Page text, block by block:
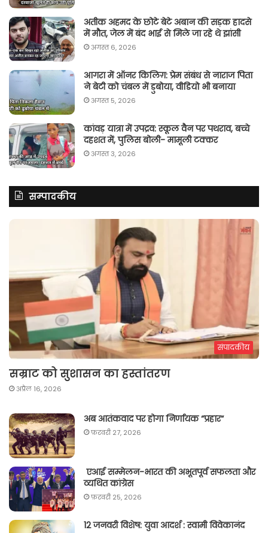
अतीक अहमद के छोटे बेटे अबान की सड़क हादसे
में मौत, जेल में बंद भाई से मिले जा रहे थे झांसी
अगस्त 6, 2026
आगरा में ऑनर किलिग़: प्रेम संबंध से नाराज पिता
ने बेटी को चंबल में डुबोया, वीडियो भी बनाया
अगस्त 5, 2026
कांवड़ यात्रा में उपद्रव: स्कूल वैन पर पथराव, बच्चे
दहशत में, पुलिस बोली- मामूली टक्कर
अगस्त 3, 2026
सम्पादकीय
संपादकीय
सम्राट को सुशासन का हस्तांतरण
अप्रैल 16, 2026
अब आतंकवाद पर होगा निर्णायक “प्रहार“
फ़रवरी 27, 2026
एआई सम्मेलन-भारत की अभूतपूर्व सफलता और
व्यथित कांग्रेस
फ़रवरी 25, 2026
12 जनवरी विशेष: युवा आदर्श : स्वामी विवेकानंद